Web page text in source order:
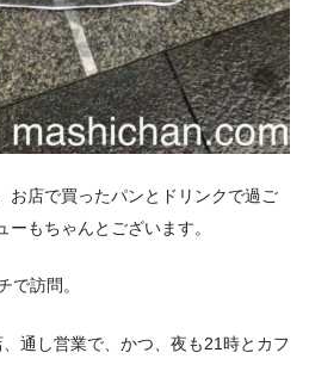
お店で買ったパンとドリンクで過ご
もちゃんとございます。
で訪問。
通し営業で、かつ、夜も21時とカフ